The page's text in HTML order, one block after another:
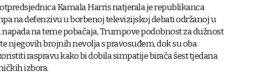
Kamala Harris natjerala je republikanca
na defenzivu u borbenoj televizijskoj debati održanoj u
na teme pobačaja, Trumpove podobnost za dužnost
njegovih brojnih nevolja s pravosuđem, dok su oba
raspravu kako bi dobila simpatije birača šest tjedana
izbora.